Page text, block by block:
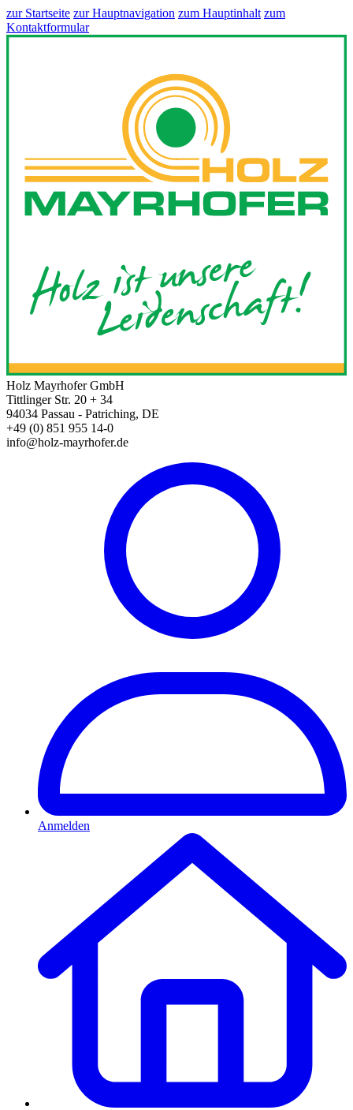
zur Startseite zur Hauptnavigation zum Hauptinhalt zum
Kontaktformular
Holz Mayrhofer GmbH
Tittlinger Str. 20 + 34
94034 Passau - Patriching, DE
+49 (0) 851 955 14-0
info@holz-mayrhofer.de
Anmelden